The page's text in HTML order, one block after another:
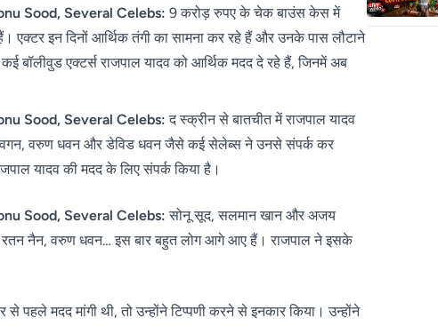
Sood, Several Celebs: 9 करोड़ रुपए के चेक बाउंस केस में
एक्टर इन दिनों आर्थिक तंगी का सामना कर रहे हैं और उनके पास लौटाने
बॉलीवुड एक्टर्स राजपाल यादव को आर्थिक मदद दे रहे हैं, जिनमें अब
Sood, Several Celebs:द स्क्रीन से बातचीत में राजपाल यादव
वरुण धवन और डेविड धवन जैसे कई सेलेब्स ने उनसे संपर्क कर
यादव की मदद के लिए संपर्क किया है।
Sood, Several Celebs:सोनू सूद, सलमान खान और अजय
रतन नैन, वरुण धवन… इस बार बहुत लोग आगे आए हैं। राजपाल ने इसके
पहले मदद मांगी थी, तो उन्होंने टिप्पणी करने से इनकार किया। उन्होंने